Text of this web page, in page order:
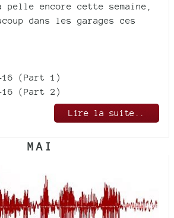
pelle encore cette semaine,
dans les garages ces
(Part 1)
(Part 2)
Lire la suite..
MAI